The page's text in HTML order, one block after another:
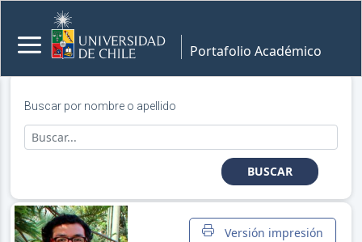
Portafolio Académico
Buscar por nombre o apellido
BUSCAR
Versión impresión